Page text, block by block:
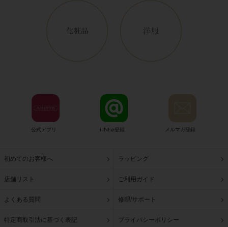
公式アプリ LINE@登録 メルマガ登録
初めてのお客様へ ラッピング
店舗リスト ご利用ガイド
よくある質問 修理/サポート
特定商取引法に基づく表記 プライバシーポリシー